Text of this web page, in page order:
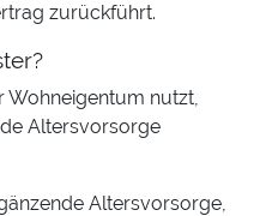
zurückführt.
Wohneigentum nutzt,
Altersvorsorge
Altersvorsorge,